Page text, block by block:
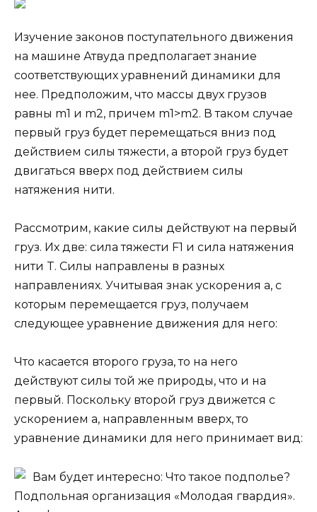
Изучение законов поступательного движения
на машине Атвуда предполагает знание
соответствующих уравнений динамики для
нее. Предположим, что массы двух грузов
равны m1 и m2, причем m1>m2. В таком случае
первый груз будет перемещаться вниз под
действием силы тяжести, а второй груз будет
двигаться вверх под действием силы
натяжения нити.
Рассмотрим, какие силы действуют на первый
груз. Их две: сила тяжести F1 и сила натяжения
нити T. Силы направлены в разных
направлениях. Учитывая знак ускорения a, с
которым перемещается груз, получаем
следующее уравнение движения для него:
Что касается второго груза, то на него
действуют силы той же природы, что и на
первый. Поскольку второй груз движется с
ускорением a, направленным вверх, то
уравнение динамики для него принимает вид:
Вам будет интересно: Что такое подполье?
Подпольная организация «Молодая гвардия».